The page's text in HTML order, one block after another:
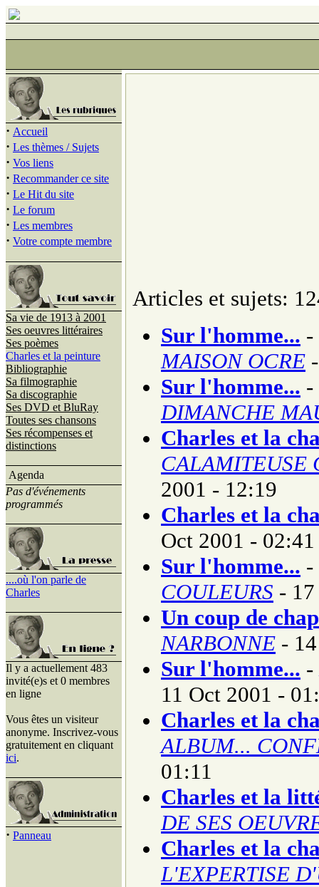
· Accueil
· Les thèmes / Sujets
· Vos liens
· Recommander ce site
· Le Hit du site
· Le forum
· Les membres
· Votre compte membre
Sa vie de 1913 à 2001
Ses oeuvres littéraires
Ses poèmes
Charles et la peinture
Bibliographie
Sa filmographie
Sa discographie
Ses DVD et BluRay
Toutes ses chansons
Ses récompenses et
distinctions
Agenda
Pas d'événements
programmés
....où l'on parle de
Charles
Il y a actuellement 483
invité(e)s et 0 membres
en ligne
Vous êtes un visiteur
anonyme. Inscrivez-vous
gratuitement en cliquant
ici.
· Panneau
Articles et sujets:
Sur l'homme... -
MAISON OCRE
Sur l'homme... -
DIMANCHE
Charles et la
CALAMITEUSE
2001 - 12:19
Charles et la
Oct 2001 - 02:41
Sur l'homme... -
COULEURS -
Un coup de
NARBONNE -
Sur l'homme... -
11 Oct 2001 -
Charles et la
ALBUM...
01:11
Charles et la
DE SES
Charles et la
L'EXPERTISE